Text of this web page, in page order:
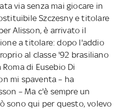
via senza mai giocare in
Szczesny e titolare
Alisson, è arrivato il
a titolare: dopo l'addio
al classe '92 brasiliano
di Eusebio Di
mi spaventa – ha
– Ma c'è sempre un
sono qui per questo, volevo